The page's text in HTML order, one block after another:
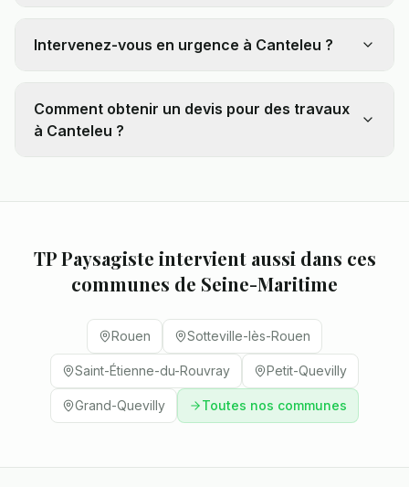
Intervenez-vous en urgence à Canteleu ?
Comment obtenir un devis pour des travaux
à Canteleu ?
TP Paysagiste intervient aussi dans ces
communes de Seine-Maritime
Rouen Sotteville-lès-Rouen
Saint-Étienne-du-Rouvray Petit-Quevilly
Grand-Quevilly Toutes nos communes